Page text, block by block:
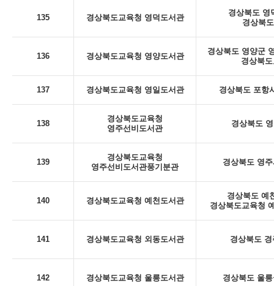
135 경상북도교육청 영덕도서관
경상북도 영
경상북
136 경상북도교육청 영양도서관
경상북도 영양군
경상북
137 경상북도교육청 영일도서관 경상북도 포항
138
경상북도교육청
영주선비도서관
경상북도
139
경상북도교육청
영주선비도서관풍기분관
경상북도 영
140 경상북도교육청 예천도서관
경상북도 예
경상북도교육청
141 경상북도교육청 외동도서관 경상북도
142 경상북도교육청 울릉도서관 경상북도 울